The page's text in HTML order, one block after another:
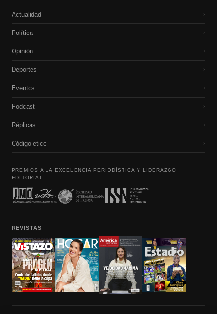
Actualidad ›
Política ›
Opinión ›
Deportes ›
Eventos ›
Podcast ›
Réplicas ›
Código etico ›
PREMIOS A LA EXCELENCIA PERIODÍSTICA Y LIDERAZGO
EDITORIAL
REVISTAS